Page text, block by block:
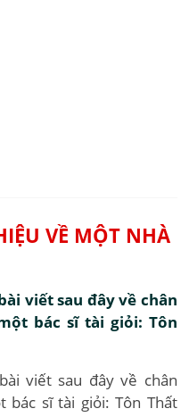
VỀ MỘT NHÀ
viết sau đây về chân
bác sĩ tài giỏi: Tôn
viết sau đây về chân
bác sĩ tài giỏi: Tôn Thất